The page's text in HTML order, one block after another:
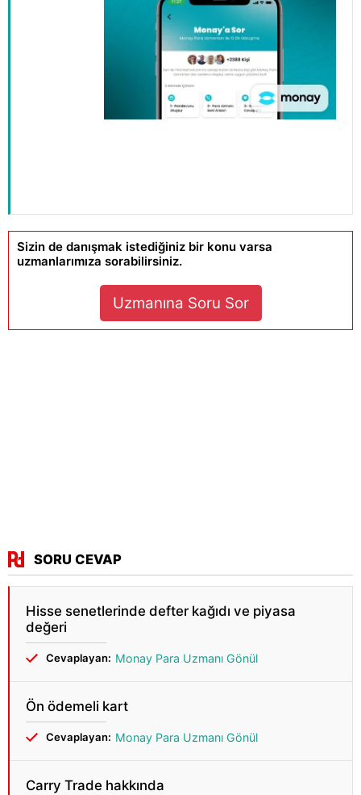
Sizin de danışmak istediğiniz bir konu varsa
uzmanlarımıza sorabilirsiniz.
Uzmanına Soru Sor
SORU CEVAP
Hisse senetlerinde defter kağıdı ve piyasa
değeri
Cevaplayan: Monay Para Uzmanı Gönül
Ön ödemeli kart
Cevaplayan: Monay Para Uzmanı Gönül
Carry Trade hakkında